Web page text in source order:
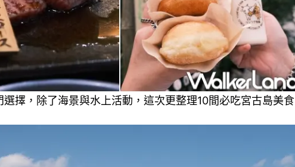
擇，除了海景與水上活動，這次更整理10間必吃宮古島美食